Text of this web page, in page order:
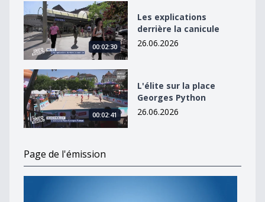
Les explications derrière la canicule
00:02:30
Les explications
derrière la canicule
26.06.2026
L&#039;élite sur la place Georges Python
00:02:41
L'élite sur la place
Georges Python
26.06.2026
Page de l'émission